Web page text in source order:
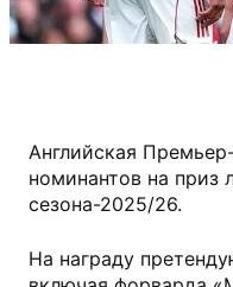
Английская
номинантов на приз
сезона-2025/26.
На награду